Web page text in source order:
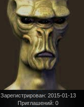
Зарегистрирован: 2015-01-13
Приглашений: 0